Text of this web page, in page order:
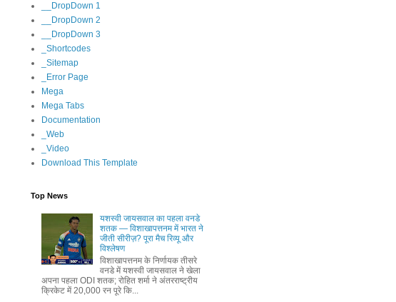
__DropDown 1
__DropDown 2
__DropDown 3
_Shortcodes
_Sitemap
_Error Page
Mega
Mega Tabs
Documentation
_Web
_Video
Download This Template
Top News
यशस्वी जायसवाल का पहला वनडे
शतक — विशाखापत्तनम में भारत ने
जीती सीरीज़? पूरा मैच रिव्यू और
विश्लेषण
विशाखापत्तनम के निर्णायक तीसरे
वनडे में यशस्वी जायसवाल ने खेला
अपना पहला ODI शतक; रोहित शर्मा ने अंतरराष्ट्रीय
क्रिकेट में 20,000 रन पूरे कि...